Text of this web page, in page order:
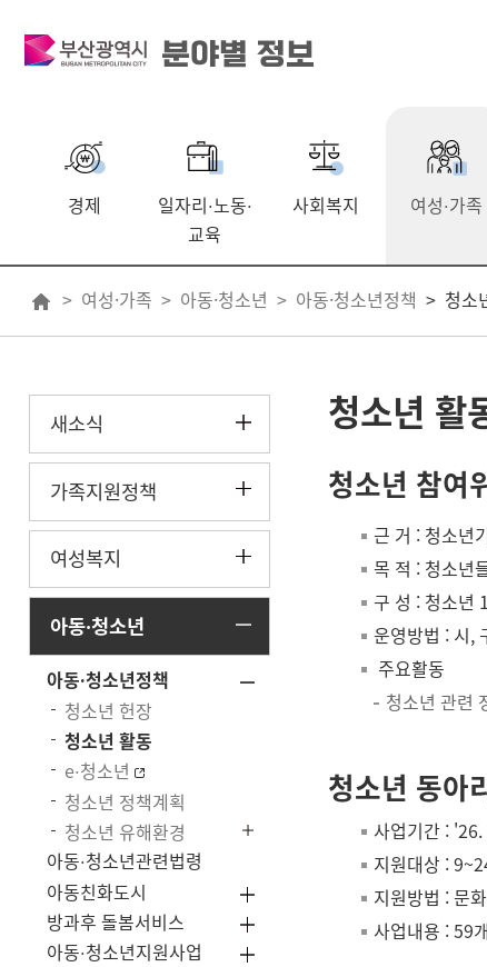
분야별 정보
경제 일자리·노동·
교육
사회복지 여성·가족
여성·가족 아동·청소년 아동·청소년정책 청소
새소식
가족지원정책
여성복지
아동·청소년
아동·청소년정책
청소년 헌장
청소년 활동
e·청소년
청소년 정책계획
청소년 유해환경
아동·청소년관련법령
아동친화도시
방과후 돌봄서비스
아동·청소년지원사업
청소년 활
청소년 참여
근 거 : 청소년
목 적 : 청소년
구 성 : 청소년
운영방법 : 시,
주요활동
청소년 관련
청소년 동아
사업기간 :
지원대상 :
지원방법 : 문
사업내용 : 59